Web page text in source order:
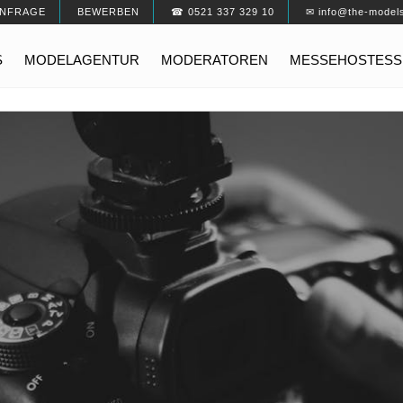
BEWERBEN ☎ 0521 337 329 10 ✉ info@the-
MODELAGENTUR MODERATOREN